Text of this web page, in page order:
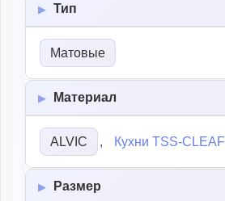
Тип
Матовые
Материал
ALVIC , Кухни TSS-CLEAF
Размер